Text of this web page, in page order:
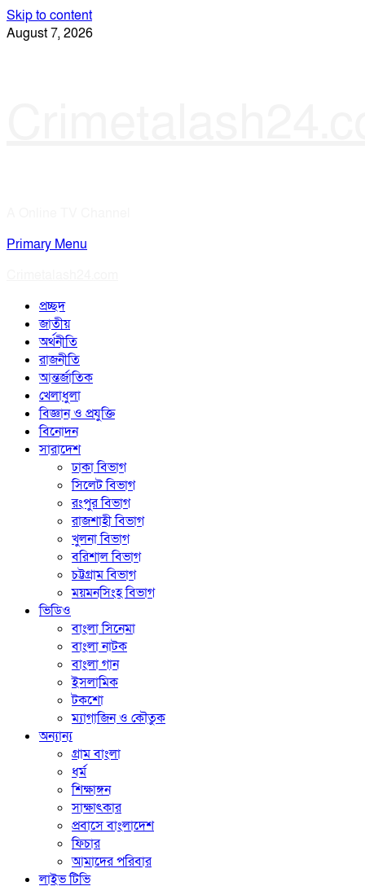
Skip to content
August 7, 2026
Primary Menu
প্রচ্ছদ
জাতীয়
অর্থনীতি
রাজনীতি
আন্তর্জাতিক
খেলাধুলা
বিজ্ঞান ও প্রযুক্তি
বিনোদন
সারাদেশ
ঢাকা বিভাগ
সিলেট বিভাগ
রংপুর বিভাগ
রাজশাহী বিভাগ
খুলনা বিভাগ
বরিশাল বিভাগ
চট্টগ্রাম বিভাগ
ময়মনসিংহ বিভাগ
ভিডিও
বাংলা সিনেমা
বাংলা নাটক
বাংলা গান
ইসলামিক
টকশো
ম্যাগাজিন ও কৌতুক
অন্যান্য
গ্রাম বাংলা
ধর্ম
শিক্ষাঙ্গন
সাক্ষাৎকার
প্রবাসে বাংলাদেশ
ফিচার
আমাদের পরিবার
লাইভ টিভি